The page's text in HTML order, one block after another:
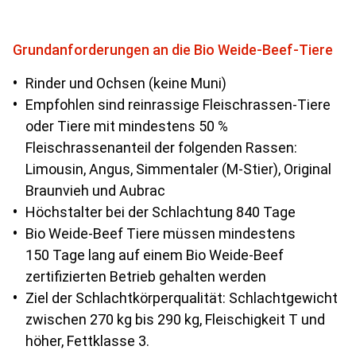
Grundanforderungen an die Bio Weide-Beef-Tiere
Rinder und Ochsen (keine Muni)
Empfohlen sind reinrassige Fleischrassen-Tiere
oder Tiere mit mindestens 50 %
Fleischrassenanteil der folgenden Rassen:
Limousin, Angus, Simmentaler (M-Stier), Original
Braunvieh und Aubrac
Höchstalter bei der Schlachtung 840 Tage
Bio Weide-Beef Tiere müssen mindestens
150 Tage lang auf einem Bio Weide-Beef
zertifizierten Betrieb gehalten werden
Ziel der Schlachtkörperqualität: Schlachtgewicht
zwischen 270 kg bis 290 kg, Fleischigkeit T und
höher, Fettklasse 3.